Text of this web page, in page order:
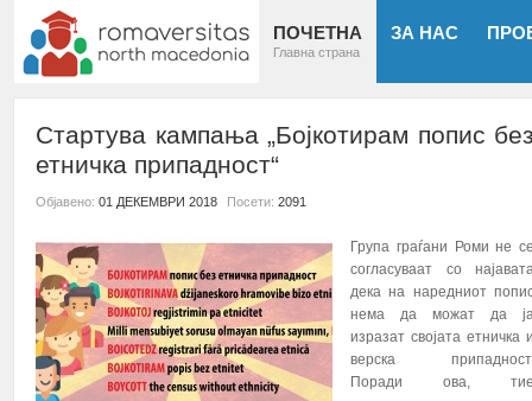
ПОЧЕТНА
Главна страна
ЗА НАС
Стартува кампања „Бојкотирам попис
етничка припадност“
Објавено: 01 ДЕКЕМВРИ 2018 Посети: 2091
Група граѓани Роми не
согласуваат со
дека на наредниот
нема да можат да
изразат својата етничка
верска
Поради ова,